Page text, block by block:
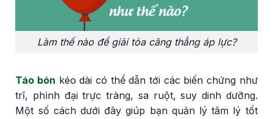
Làm thế nào để giải tỏa căng thẳng áp lực?
Táo bón kéo dài có thể dẫn tới các biến chứng như
trĩ, phình đại trực tràng, sa ruột, suy dinh dưỡng.
Một số cách dưới đây giúp bạn quản lý tâm lý tốt